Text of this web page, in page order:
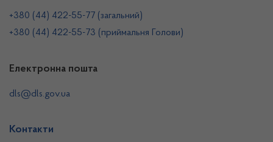
+380 (44) 422-55-77 (загальний)
+380 (44) 422-55-73 (приймальня Голови)
Електронна пошта
dls@dls.gov.ua
Контакти